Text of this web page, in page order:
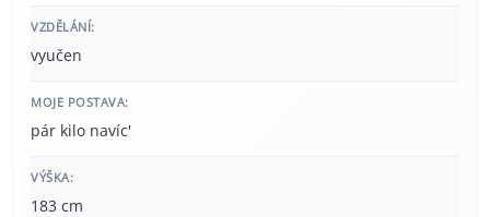
VZDĚLÁNÍ:
vyučen
MOJE POSTAVA:
pár kilo navíc'
VÝŠKA:
183 cm